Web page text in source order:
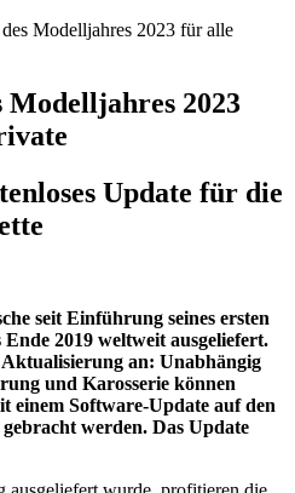
Modelljahres 2023 für alle
Modelljahres 2023
Update für die
seit Einführung seines ersten
2019 weltweit ausgeliefert.
an: Unabhängig
und Karosserie können
einem Software-Update auf den
werden. Das Update